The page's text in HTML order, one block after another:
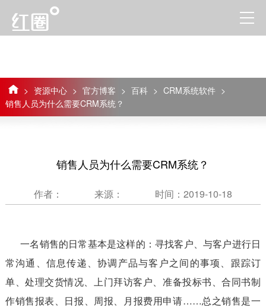
> 资源中心 > 官方博客 > 百科 > CRM系统软件 >
销售人员为什么需要CRM系统？
销售人员为什么需要CRM系统？
作者： 来源： 时间：2019-10-18
一名销售的日常基本是这样的：寻找客户、与客户进行日
常沟通、信息传递、协调产品与客户之间的事项、跟踪订
单、处理交货情况、上门拜访客户、准备投标书、合同书制
作销售报表、日报、周报、月报费用申请……总之销售是一